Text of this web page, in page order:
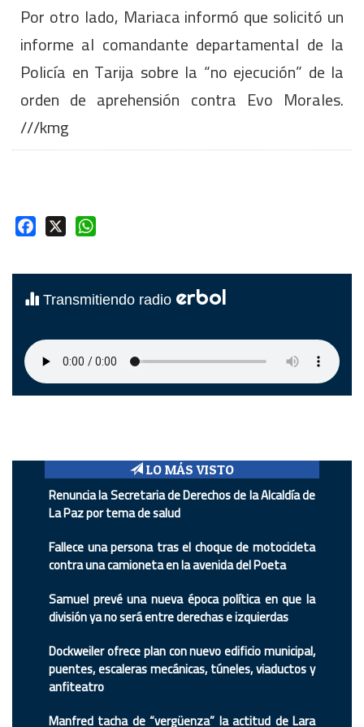
Por otro lado, Mariaca informó que solicitó un
informe al comandante departamental de la
Policía en Tarija sobre la “no ejecución” de la
orden de aprehensión contra Evo Morales.
///kmg
Facebook
Transmitiendo radio erbol
LO MÁS VISTO
Renuncia la Secretaria de Derechos de la Alcaldía de
La Paz por tema de salud
Fallece una persona tras el choque de motocicleta
contra una camioneta en la avenida del Poeta
Samuel prevé una nueva época política en que la
división ya no será entre derechas e izquierdas
Dockweiler ofrece plan con nuevo edificio municipal,
puentes, escaleras mecánicas, túneles, viaductos y
anfiteatro
Manfred tacha de “vergüenza” la actitud de Lara